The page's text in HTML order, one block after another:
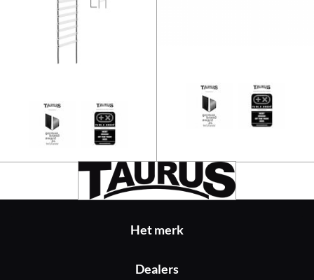
Taurus Coördinatieladder |
Het merk
Dealers